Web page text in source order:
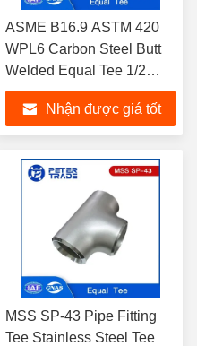
ASME B16.9 ASTM 420
WPL6 Carbon Steel Butt
Welded Equal Tee 1/2
Inch đến 48 Inch SCH40
cho xử lý nước
Nhận được giá tốt
MSS SP-43 Pipe Fitting
Tee Stainless Steel Tee